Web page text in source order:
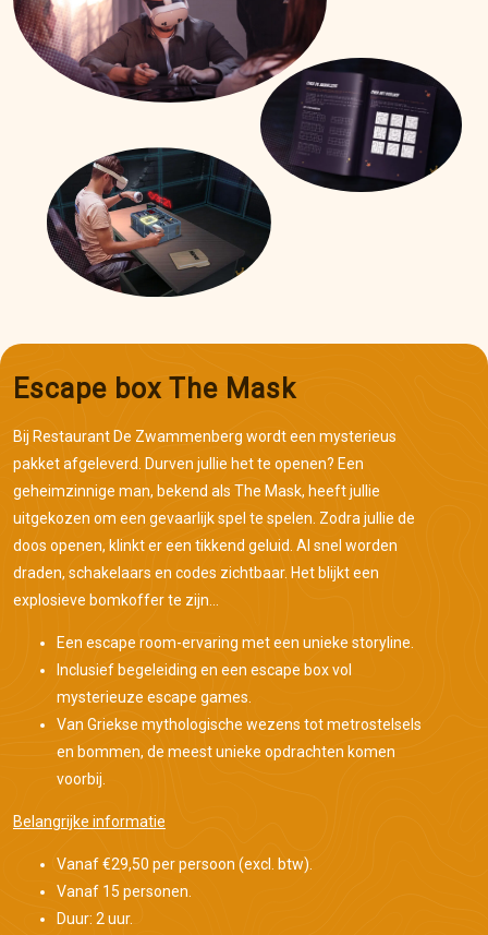
Escape box The Mask
Bij Restaurant De Zwammenberg wordt een mysterieus
pakket afgeleverd. Durven jullie het te openen? Een
geheimzinnige man, bekend als The Mask, heeft jullie
uitgekozen om een gevaarlijk spel te spelen. Zodra jullie de
doos openen, klinkt er een tikkend geluid. Al snel worden
draden, schakelaars en codes zichtbaar. Het blijkt een
explosieve bomkoffer te zijn…
Een escape room-ervaring met een unieke storyline.
Inclusief begeleiding en een escape box vol
mysterieuze escape games.
Van Griekse mythologische wezens tot metrostelsels
en bommen, de meest unieke opdrachten komen
voorbij.
Belangrijke informatie
Vanaf €29,50 per persoon (excl. btw).
Vanaf 15 personen.
Duur: 2 uur.